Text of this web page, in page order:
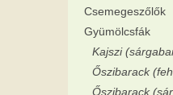
Csemegeszőlők
Gyümölcsfák
Kajszi
Őszibarack
Őszibarack